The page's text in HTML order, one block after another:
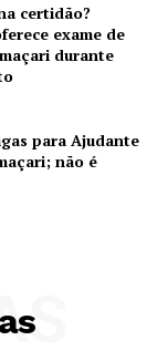
certidão?
exame de
durante
para Ajudante
não é